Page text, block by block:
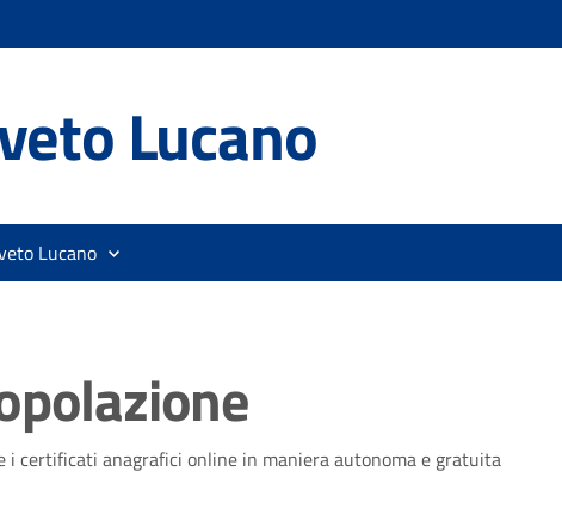
Lucano
Lucano
certificati anagrafici online in maniera autonoma e gratuita